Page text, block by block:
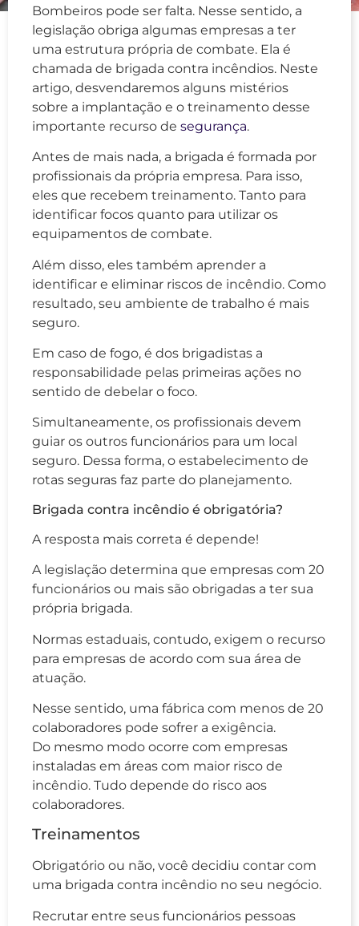
Bombeiros pode ser falta. Nesse sentido, a
legislação obriga algumas empresas a ter
uma estrutura própria de combate. Ela é
chamada de brigada contra incêndios. Neste
artigo, desvendaremos alguns mistérios
sobre a implantação e o treinamento desse
importante recurso de segurança.
Antes de mais nada, a brigada é formada por
profissionais da própria empresa. Para isso,
eles que recebem treinamento. Tanto para
identificar focos quanto para utilizar os
equipamentos de combate.
Além disso, eles também aprender a
identificar e eliminar riscos de incêndio. Como
resultado, seu ambiente de trabalho é mais
seguro.
Em caso de fogo, é dos brigadistas a
responsabilidade pelas primeiras ações no
sentido de debelar o foco.
Simultaneamente, os profissionais devem
guiar os outros funcionários para um local
seguro. Dessa forma, o estabelecimento de
rotas seguras faz parte do planejamento.
Brigada contra incêndio é obrigatória?
A resposta mais correta é depende!
A legislação determina que empresas com 20
funcionários ou mais são obrigadas a ter sua
própria brigada.
Normas estaduais, contudo, exigem o recurso
para empresas de acordo com sua área de
atuação.
Nesse sentido, uma fábrica com menos de 20
colaboradores pode sofrer a exigência.
Do mesmo modo ocorre com empresas
instaladas em áreas com maior risco de
incêndio. Tudo depende do risco aos
colaboradores.
Treinamentos
Obrigatório ou não, você decidiu contar com
uma brigada contra incêndio no seu negócio.
Recrutar entre seus funcionários pessoas